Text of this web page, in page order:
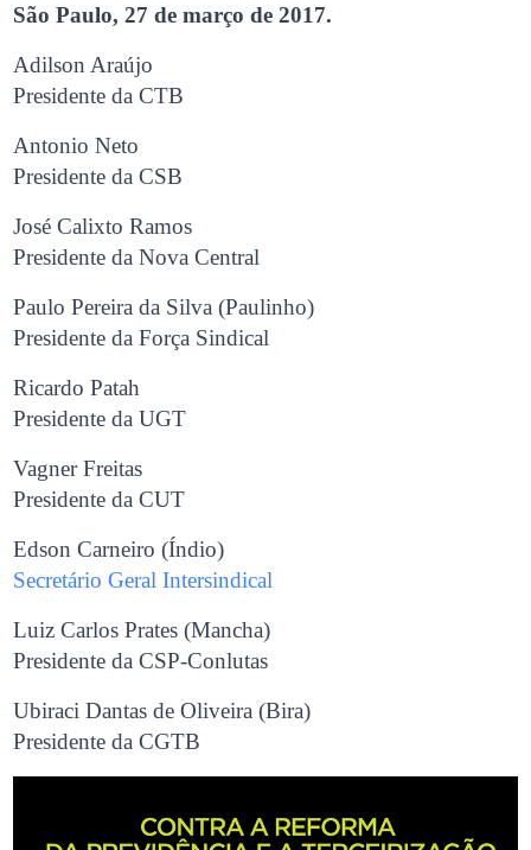
São Paulo, 27 de março de 2017.
Adilson Araújo
Presidente da CTB
Antonio Neto
Presidente da CSB
José Calixto Ramos
Presidente da Nova Central
Paulo Pereira da Silva (Paulinho)
Presidente da Força Sindical
Ricardo Patah
Presidente da UGT
Vagner Freitas
Presidente da CUT
Edson Carneiro (Índio)
Secretário Geral Intersindical
Luiz Carlos Prates (Mancha)
Presidente da CSP-Conlutas
Ubiraci Dantas de Oliveira (Bira)
Presidente da CGTB